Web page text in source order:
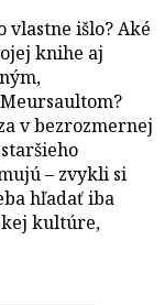
vlastne išlo? Aké
knihe aj
v bezrozmernej
– zvykli si
hľadať iba
kultúre,